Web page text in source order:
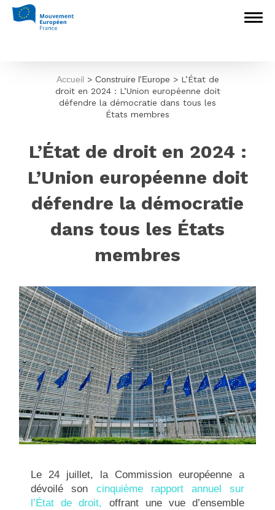
Accueil > Construire l'Europe > L’État de
droit en 2024 : L’Union européenne doit
défendre la démocratie dans tous les
États membres
L’État de droit en 2024 :
L’Union européenne doit
défendre la démocratie
dans tous les États
membres
Le 24 juillet, la Commission européenne a
dévoilé son cinquième rapport annuel sur
l’État de droit, offrant une vue d’ensemble